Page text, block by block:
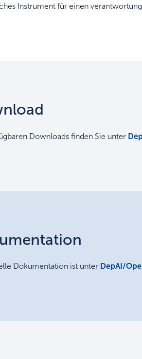
Instrument für einen
Downloads finden Sie unter
Dokumentation ist unter DepAI/